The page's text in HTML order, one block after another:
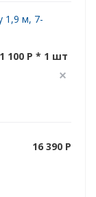
1,9 м, 7-
1 100 P * 1 шт
16 390 P